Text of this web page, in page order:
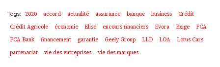
Tags: 2020 accord actualité assurance banque business
Crédit
Crédit Agricole
économie Elise encours financiers Evora Exige
FCA
FCA Bank
financement garantie Geely Group LLD LOA
Lotus Cars
partenariat
vie des entreprises vie des marques